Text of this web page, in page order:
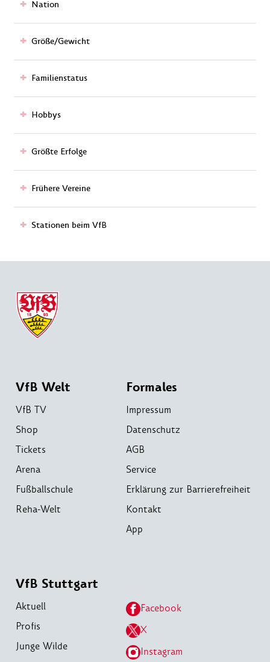
Nation
Größe/Gewicht
Familienstatus
Hobbys
Größte Erfolge
Frühere Vereine
Stationen beim VfB
VfB Welt
VfB TV
Shop
Tickets
Arena
Fußballschule
Reha-Welt
Formales
Impressum
Datenschutz
AGB
Service
Erklärung zur Barrierefreiheit
Kontakt
App
VfB Stuttgart
Aktuell
Profis
Junge Wilde
Facebook
X
Instagram